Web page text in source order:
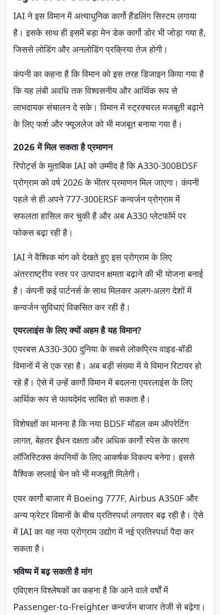
IAI ने इस विमान में अत्याधुनिक कार्गो हैंडलिंग सिस्टम लगाया
है। इसके साथ ही इसमें बड़ा मेन डेक कार्गो डोर भी जोड़ा गया है,
जिससे लोडिंग और अनलोडिंग प्रक्रिया तेज होगी।
कंपनी का कहना है कि विमान को इस तरह डिजाइन किया गया है
कि यह लंबी अवधि तक विश्वसनीय और आर्थिक रूप से
लाभदायक संचालन दे सके। विमान में स्ट्रक्चरल मजबूती बढ़ाने
के लिए फर्श और फ्यूजलेज को भी मजबूत बनाया गया है।
2026 में मिल सकता है प्रमाणन
रिपोर्ट्स के मुताबिक IAI को उम्मीद है कि A330-300BDSF
प्रोग्राम को वर्ष 2026 के भीतर प्रमाणन मिल जाएगा। कंपनी
पहले से ही अपने 777-300ERSF कन्वर्जन प्रोग्राम में
सफलता हासिल कर चुकी है और अब A330 प्लेटफॉर्म पर
फोकस बढ़ा रही है।
IAI ने वैश्विक मांग को देखते हुए इस प्रोग्राम के लिए
अंतरराष्ट्रीय स्तर पर उत्पादन क्षमता बढ़ाने की भी योजना बनाई
है। कंपनी कई पार्टनर्स के साथ मिलकर अलग-अलग देशों में
कन्वर्जन सुविधाएं विकसित कर रही है।
एयरलाइंस के लिए क्यों अहम है यह विमान?
एयरबस A330-300 दुनिया के सबसे लोकप्रिय वाइड-बॉडी
विमानों में से एक रहा है। अब बड़ी संख्या में ये विमान रिटायर हो
रहे हैं। ऐसे में उन्हें कार्गो विमान में बदलना एयरलाइंस के लिए
आर्थिक रूप से फायदेमंद साबित हो सकता है।
विशेषज्ञों का मानना है कि नया BDSF मॉडल कम ऑपरेटिंग
लागत, बेहतर ईंधन दक्षता और अधिक कार्गो स्पेस के कारण
लॉजिस्टिक्स कंपनियों के लिए आकर्षक विकल्प बनेगा। इससे
वैश्विक सप्लाई चेन को भी मजबूती मिलेगी।
एयर कार्गो बाजार में Boeing 777F, Airbus A350F और
अन्य फ्रेटर विमानों के बीच प्रतिस्पर्धा लगातार बढ़ रही है। ऐसे
में IAI का यह नया प्रोग्राम उद्योग में नई प्रतिस्पर्धा पैदा कर
सकता है।
भविष्य में बढ़ सकती है मांग
एविएशन विश्लेषकों का कहना है कि आने वाले वर्षों में
Passenger-to-Freighter कन्वर्जन बाजार तेजी से बढ़ेगा।